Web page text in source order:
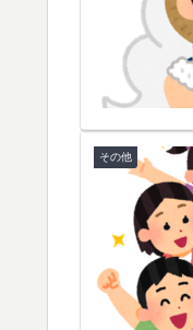
海外「
品とは
海外「
▶ 突進し
英国人
歓迎！
▶ 外国人
▶ 海外「
その他